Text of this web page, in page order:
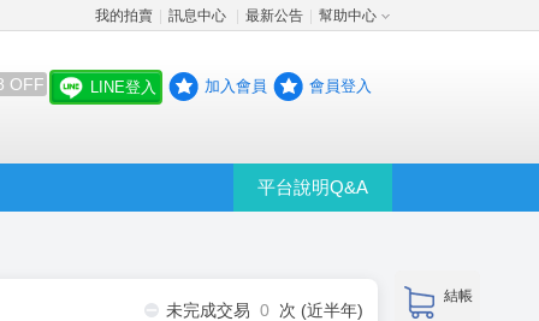
我的拍賣 訊息中心 最新公告 幫助中心
OFF LINE登入 加入會員 會員登入
平台說明Q&A
結帳
未完成交易 0
次 (近半年)